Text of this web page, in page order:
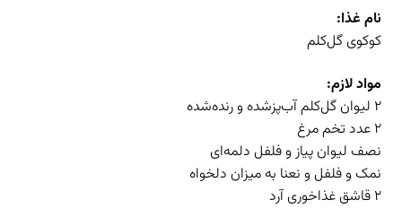
نام غذا:
کوکوی گل‌کلم
مواد لازم:
۲ لیوان گل‌کلم آب‌پزشده و رنده‌شده
۲ عدد تخم مرغ
نصف لیوان پیاز و فلفل دلمه‌ای
نمک‌ و فلفل و نعنا به میزان دلخواه
۲ قاشق غذاخوری آرد